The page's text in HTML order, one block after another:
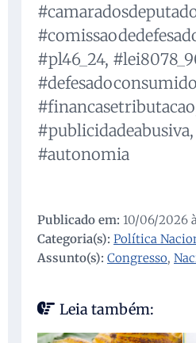
#pl46_24,
#autonomia
Publicado em: 10/06/2026
Categoria(s): Política
Assunto(s): Congresso,
Leia também: